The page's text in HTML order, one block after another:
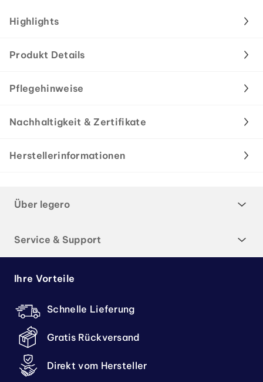
Highlights
Produkt Details
Pflegehinweise
Nachhaltigkeit & Zertifikate
Herstellerinformationen
Über legero
Service & Support
Ihre Vorteile
Schnelle Lieferung
Gratis Rückversand
Direkt vom Hersteller